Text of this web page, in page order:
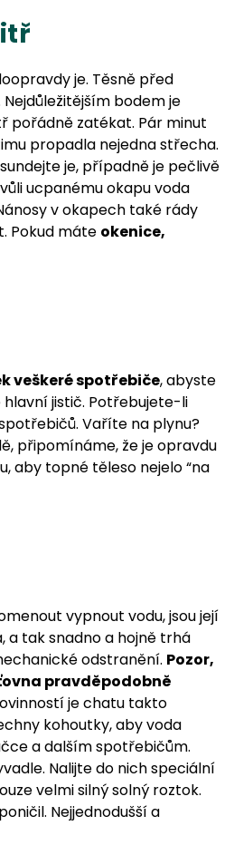
je. Těsně před
bodem je
pořádně zatékat. Pár minut
propadla nejedna střecha.
je, případně je pečlivě
ucpanému okapu voda
v okapech také rády
Pokud máte okenice,
veškeré spotřebiče, abyste
jistič. Potřebujete-li
Vaříte na plynu?
připomínáme, že je opravdu
aby topné těleso nejelo “na
vypnout vodu, jsou její
a tak snadno a hojně trhá
odstranění. Pozor,
pravděpodobně
je chatu takto
kohoutky, aby voda
a dalším spotřebičům.
Nalijte do nich speciální
velmi silný solný roztok.
Nejjednodušší a